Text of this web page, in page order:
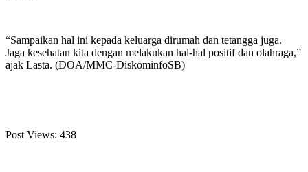
“Sampaikan hal ini kepada keluarga dirumah dan tetangga juga.
Jaga kesehatan kita dengan melakukan hal-hal positif dan olahraga,”
ajak Lasta. (DOA/MMC-DiskominfoSB)
Post Views: 438